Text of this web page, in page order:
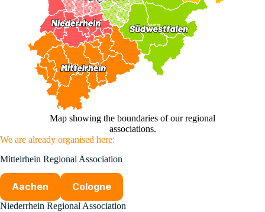
Map showing the boundaries of our regional
associations.
We are already organised here:
Mittelrhein Regional Association
Aachen Cologne
Niederrhein Regional Association